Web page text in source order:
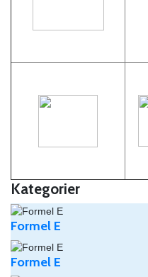
Kategorier
Formel E
Formel E